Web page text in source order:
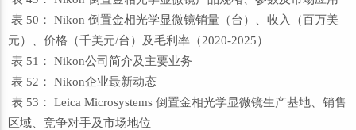
表 50： Nikon 倒置金相光学显微镜销量（台）、收入（百万美
元）、价格（千美元/台）及毛利率（2020-2025）
表 51： Nikon公司简介及主要业务
表 52： Nikon企业最新动态
表 53： Leica Microsystems 倒置金相光学显微镜生产基地、销售
区域、竞争对手及市场地位